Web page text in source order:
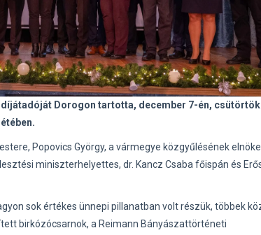
Dorogon tartotta, december 7-én,
Popovics György, a vármegye közgyűlésének
miniszterhelyettes, dr. Kancz Csaba főispán és
sok értékes ünnepi pillanatban volt részük, többek
birkózócsarnok, a Reimann Bányászattörténeti